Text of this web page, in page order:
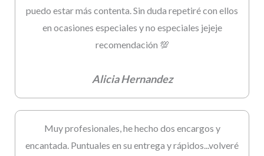
puedo estar más contenta. Sin duda repetiré con ellos
en ocasiones especiales y no especiales jejeje
recomendación 💯
Alicia Hernandez
Muy profesionales, he hecho dos encargos y
encantada. Puntuales en su entrega y rápidos...volveré